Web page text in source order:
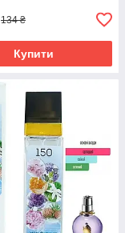
134 ₴
Купити